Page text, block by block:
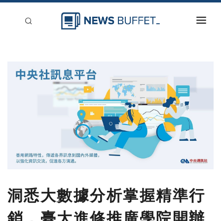
洞悉大數據分析掌握精準行